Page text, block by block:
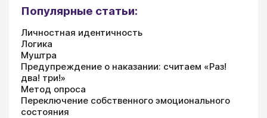
Популярные статьи:
Личностная идентичность
Логика
Муштра
Предупреждение о наказании: считаем «Раз!
два! три!»
Метод опроса
Переключение собственного эмоционального
состояния